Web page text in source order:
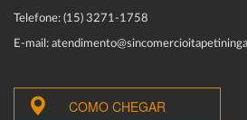
Telefone: (15) 3271-1758
E-mail:
COMO CHEGAR